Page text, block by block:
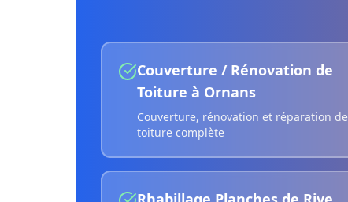
Couverture / Rénovation de
Toiture à Ornans
Couverture, rénovation et réparation de
toiture complète